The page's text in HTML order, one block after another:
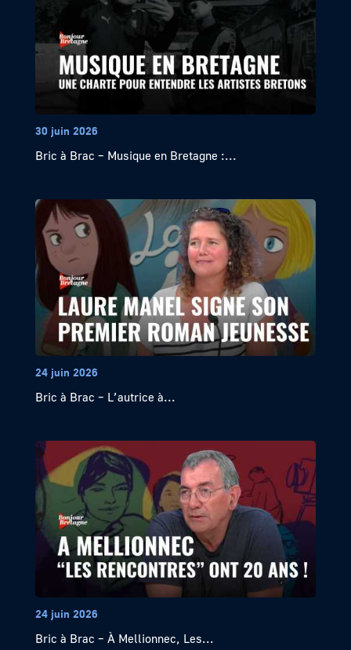
30 juin 2026
Bric à Brac – Musique en Bretagne :...
24 juin 2026
Bric à Brac – L’autrice à...
24 juin 2026
Bric à Brac – À Mellionnec, Les...